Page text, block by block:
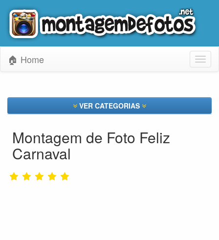
🏠 Home
VER CATEGORIAS
Montagem de Foto Feliz
Carnaval